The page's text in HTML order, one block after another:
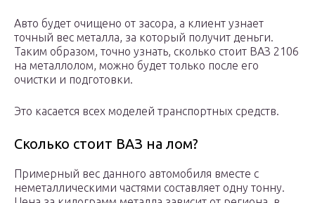
Авто будет очищено от засора, а клиент узнает
точный вес металла, за который получит деньги.
Таким образом, точно узнать, сколько стоит ВАЗ 2106
на металлолом, можно будет только после его
очистки и подготовки.
Это касается всех моделей транспортных средств.
Сколько стоит ВАЗ на лом?
Примерный вес данного автомобиля вместе с
неметаллическими частями составляет одну тонну.